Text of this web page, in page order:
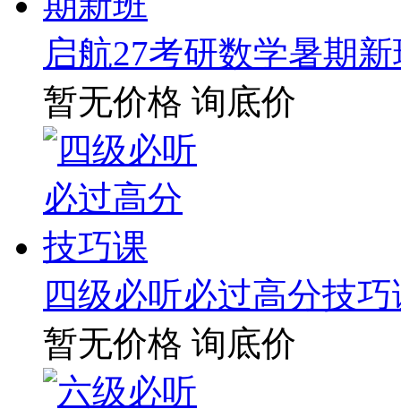
启航27考研数学暑期
暂无价格 询底价
四级必听必过高分技巧
暂无价格 询底价